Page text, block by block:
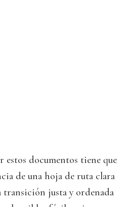
estos documentos tiene que
de una hoja de ruta clara
transición justa y ordenada